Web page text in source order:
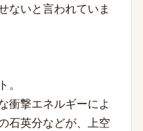
ないと言われていま
衝撃エネルギーによ
石英分などが、上空